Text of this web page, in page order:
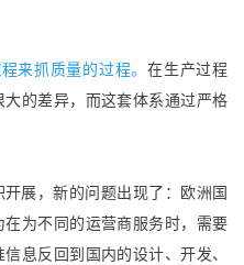
来抓质量的过程。在生产过程
的差异，而这套体系通过严格
展，新的问题出现了：欧洲国
为不同的运营商服务时，需要
息反回到国内的设计、开发、